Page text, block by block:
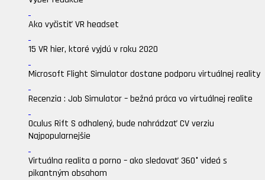
Ako vyčistiť VR headset
15 VR hier, ktoré vyjdú v roku 2020
Microsoft Flight Simulator dostane podporu virtuálnej reality
Recenzia : Job Simulator – bežná práca vo virtuálnej realite
Oculus Rift S odhalený, bude nahrádzať CV verziu
Najpopularnejšie
Virtuálna realita a porno – ako sledovať 360° videá s
pikantným obsahom